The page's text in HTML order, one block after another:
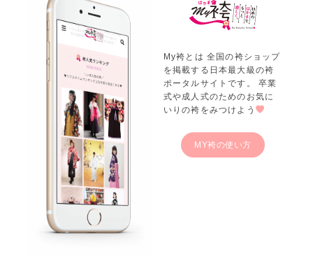
My袴とは 全国の袴ショップ
を掲載する日本最大級の袴
ポータルサイトです。 卒業
式や成人式のためのお気に
いりの袴をみつけよう
MY袴の使い方